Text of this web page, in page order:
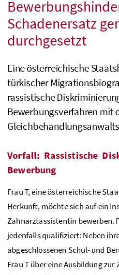
Schadenersatz
durchgesetzt
Eine österreichische
türkischer
rassistische
Bewerbungsverfahren mit
Vorfall: Rassistische
Bewerbung
Frau T, eine österreichische
Herkunft, möchte sich auf ein
Zahnarztassistentin bewerben.
jedenfalls qualifiziert: Neben
abgeschlossenen Schul- und
Frau T über eine Ausbildung